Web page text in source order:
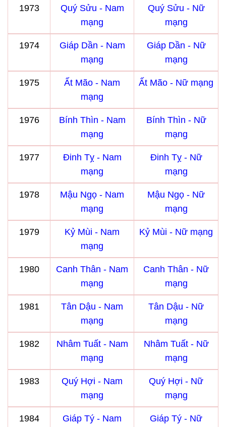
1973
Quý Sửu - Nam
mạng
Quý Sửu - Nữ
mạng
1974
Giáp Dần - Nam
mạng
Giáp Dần - Nữ
mạng
1975
Ất Mão - Nam
mạng
Ất Mão - Nữ mạng
1976
Bính Thìn - Nam
mạng
Bính Thìn - Nữ
mạng
1977
Đinh Tỵ - Nam
mạng
Đinh Tỵ - Nữ
mạng
1978
Mậu Ngọ - Nam
mạng
Mậu Ngọ - Nữ
mạng
1979
Kỷ Mùi - Nam
mạng
Kỷ Mùi - Nữ mạng
1980
Canh Thân - Nam
mạng
Canh Thân - Nữ
mạng
1981
Tân Dậu - Nam
mạng
Tân Dậu - Nữ
mạng
1982
Nhâm Tuất - Nam
mạng
Nhâm Tuất - Nữ
mạng
1983
Quý Hợi - Nam
mạng
Quý Hợi - Nữ
mạng
1984
Giáp Tý - Nam
Giáp Tý - Nữ